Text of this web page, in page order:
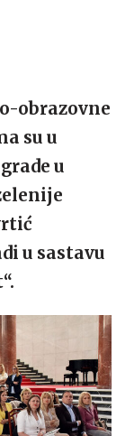
obrazovne
su u
u
u sastavu